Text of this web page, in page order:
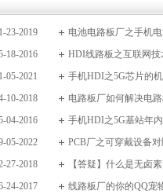
23-2019
电池电路板厂之手机
18-2016
HDI线路板之互联网技
05-2021
手机HDI之5G芯片的
10-2018
电路板厂如何解决电
04-2016
手机HDI之5G基站年
SA商用
05-2022
PCB厂之可穿戴设备
27-2018
【答疑】什么是无卤
24-2017
线路板厂的你的QQ宠